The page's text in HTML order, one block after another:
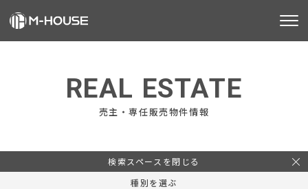
REAL ESTATE
売主・専任販売物件情報
検索スペースを閉じる
種別を選ぶ